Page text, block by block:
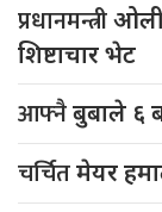
प्रधानमन्त्री
शिष्टाचार भेट
आफ्नैबुबाले ६
चर्चितमेयर